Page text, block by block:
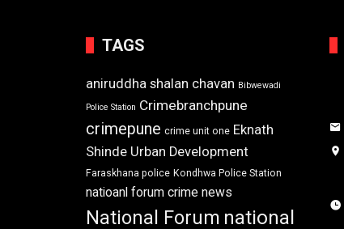
TAGS
aniruddha shalan chavan Bibwewadi
Police Station Crimebranchpune
crimepune crime unit one Eknath
Shinde Urban Development
Faraskhana police Kondhwa Police Station
natioanl forum crime news
National Forum national